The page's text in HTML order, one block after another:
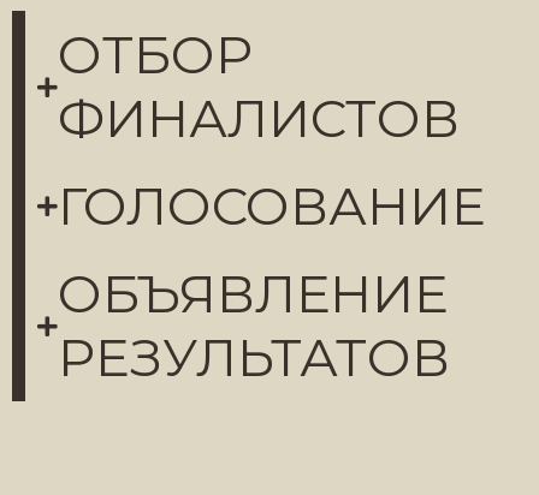
ОТБОР
ФИНАЛИСТОВ
ГОЛОСОВАНИЕ
ОБЪЯВЛЕНИЕ
РЕЗУЛЬТАТОВ